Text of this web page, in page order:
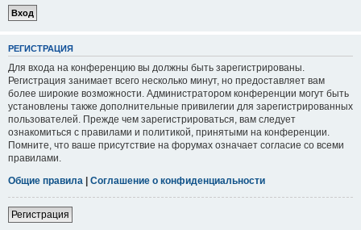
РЕГИСТРАЦИЯ
Для входа на конференцию вы должны быть зарегистрированы.
Регистрация занимает всего несколько минут, но предоставляет вам
более широкие возможности. Администратором конференции могут быть
установлены также дополнительные привилегии для зарегистрированных
пользователей. Прежде чем зарегистрироваться, вам следует
ознакомиться с правилами и политикой, принятыми на конференции.
Помните, что ваше присутствие на форумах означает согласие со всеми
правилами.
Общие правила | Соглашение о конфиденциальности
Регистрация